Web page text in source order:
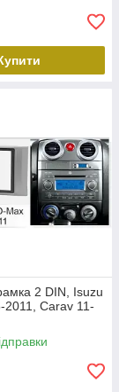
2 DIN, Isuzu
2011, Carav 11-